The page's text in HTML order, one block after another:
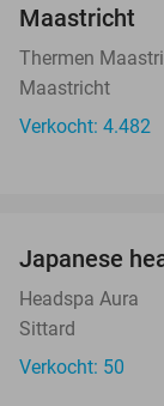
Maastricht
Thermen
Maastricht
Verkocht: 4.482
Japanese
Headspa Aura
Sittard
Verkocht: 50